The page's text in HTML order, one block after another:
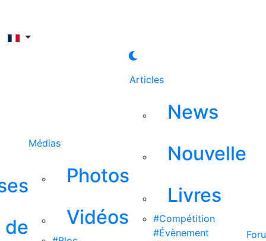
de
Médias
Photos
Vidéos
Articles
News
Nouvelle
Livres
#Compétition
#Évènement